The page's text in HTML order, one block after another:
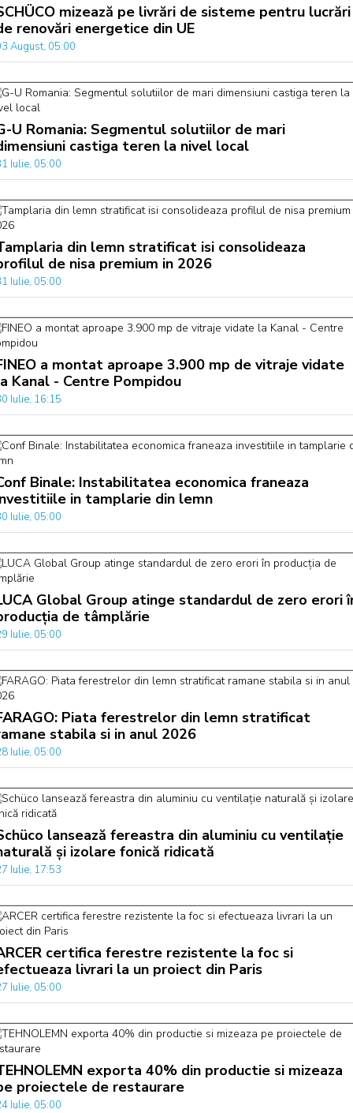
mizează pe livrări de sisteme pentru lucrări
renovări energetice din UE
August, 05:00
U Romania: Segmentul solutiilor de mari
castiga teren la nivel local
Iulie, 05:00
din lemn stratificat isi consolideaza
de nisa premium in 2026
Iulie, 05:00
a montat aproape 3.900 mp de vitraje vidate
Kanal - Centre Pompidou
Iulie, 16:15
Binale: Instabilitatea economica franeaza
in tamplarie din lemn
Iulie, 05:00
Global Group atinge standardul de zero erori
de tâmplărie
Iulie, 05:00
Piata ferestrelor din lemn stratificat
stabila si in anul 2026
Iulie, 05:00
lansează fereastra din aluminiu cu ventilație
și izolare fonică ridicată
Iulie, 17:53
certifica ferestre rezistente la foc si
livrari la un proiect din Paris
Iulie, 05:00
exporta 40% din productie si mizeaza
proiectele de restaurare
Iulie, 05:00